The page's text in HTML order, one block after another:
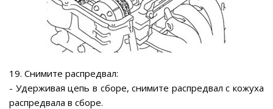
19. Снимите распредвал:
- Удерживая цепь в сборе, снимите распредвал с кожуха
распредвала в сборе.